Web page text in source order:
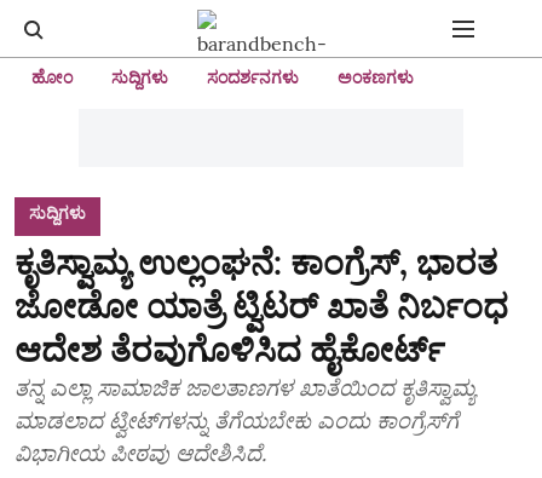
ಹೋಂ ಸುದ್ದಿಗಳು ಸಂದರ್ಶನಗಳು ಅಂಕಣಗಳು
ಸುದ್ದಿಗಳು
ಕೃತಿಸ್ವಾಮ್ಯ ಉಲ್ಲಂಘನೆ: ಕಾಂಗ್ರೆಸ್‌, ಭಾರತ
ಜೋಡೋ ಯಾತ್ರೆ ಟ್ವಿಟರ್‌ ಖಾತೆ ನಿರ್ಬಂಧ
ಆದೇಶ ತೆರವುಗೊಳಿಸಿದ ಹೈಕೋರ್ಟ್‌
ತನ್ನ ಎಲ್ಲಾ ಸಾಮಾಜಿಕ ಜಾಲತಾಣಗಳ ಖಾತೆಯಿಂದ ಕೃತಿಸ್ವಾಮ್ಯ
ಮಾಡಲಾದ ಟ್ವೀಟ್‌ಗಳನ್ನು ತೆಗೆಯಬೇಕು ಎಂದು ಕಾಂಗ್ರೆಸ್‌ಗೆ
ವಿಭಾಗೀಯ ಪೀಠವು ಆದೇಶಿಸಿದೆ.